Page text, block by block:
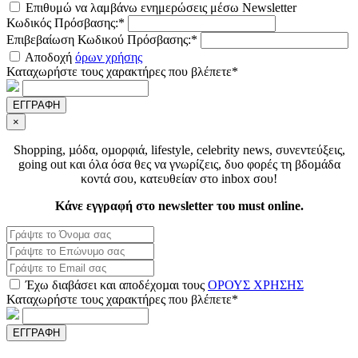
Επιθυμώ να λαμβάνω ενημερώσεις μέσω Newsletter
Κωδικός Πρόσβασης:*
Επιβεβαίωση Κωδικού Πρόσβασης:*
Αποδοχή όρων χρήσης
Καταχωρήστε τους χαρακτήρες που βλέπετε*
ΕΓΓΡΑΦΗ
×
Shopping, µόδα, οµορφιά, lifestyle, celebrity news, συνεντεύξεις,
going out και όλα όσα θες να γνωρίζεις, δυο φορές τη βδοµάδα
κοντά σου, κατευθείαν στο inbox σου!
Κάνε εγγραφή στο newsletter του must online.
Έχω διαβάσει και αποδέχοµαι τους ΟΡΟΥΣ ΧΡΗΣΗΣ
Καταχωρήστε τους χαρακτήρες που βλέπετε*
ΕΓΓΡΑΦΗ